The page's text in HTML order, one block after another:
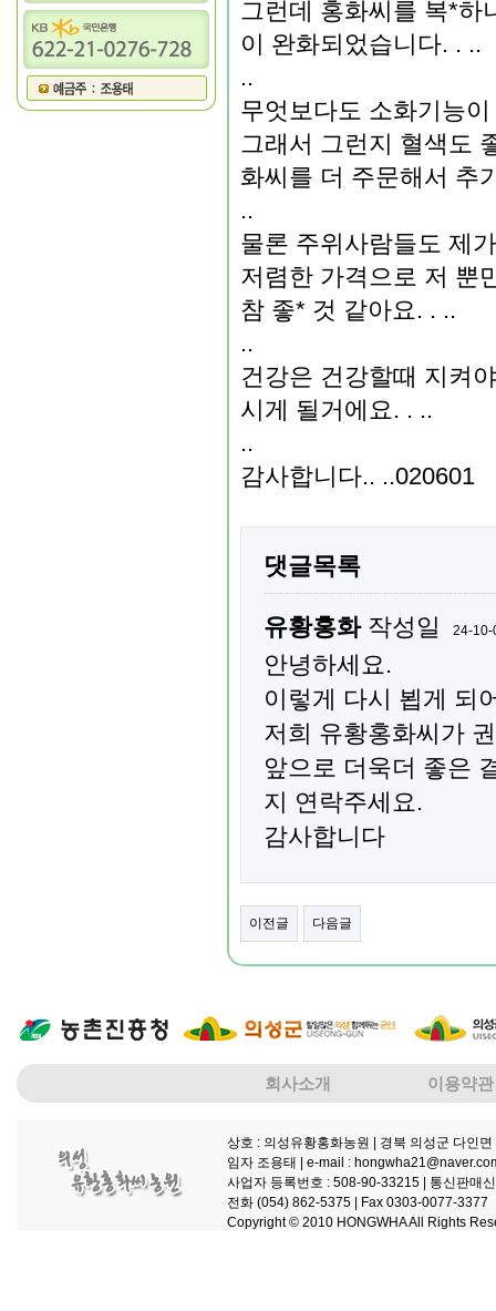
그런데 홍화씨를 복*하
이 완화되었습니다. . ..
..
무엇보다도 소화기능
그래서 그런지 혈색도
화씨를 더 주문해서 추
..
물론 주위사람들도 제
저렴한 가격으로 저 뿐
참 좋* 것 같아요. . ..
..
건강은 건강할때 지켜
시게 될거에요. . ..
..
감사합니다.. ..020601
댓글목록
유황홍화작성일 24-10-
안녕하세요.
이렇게 다시 뵙게 되
저희 유황홍화씨가
앞으로 더욱더 좋은
지 연락주세요.
감사합니다
이전글 다음글
회사소개 이용약관
상호 : 의성유황홍화농원
| 경북 의성군 다인
임자 조용태 | e-mail :
사업자 등록번호 : 508-90-33215 | 통신판매
전화 (054) 862-5375 |
Fax 0303-0077-3377
Copyright © 2010 HONGWHA All Rights